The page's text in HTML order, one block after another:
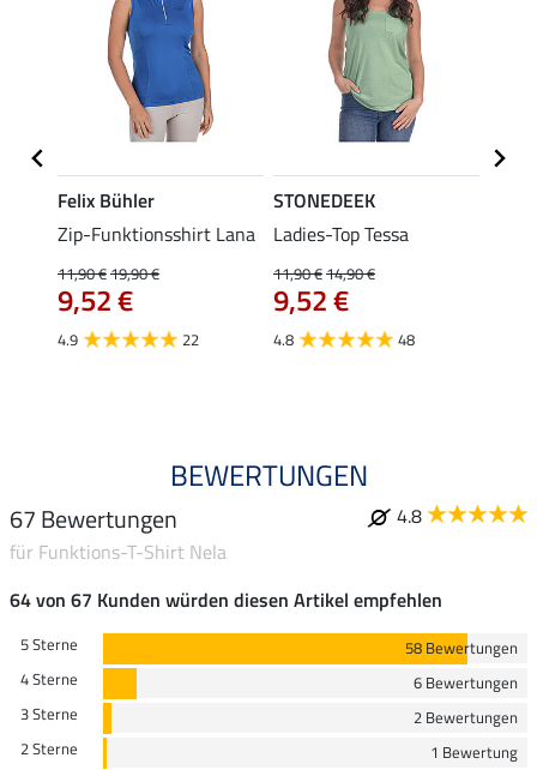
Felix Bühler
Zip-Funktionsshirt Lana
11,90 €19,90 €
9,52 €
4.9 22
STONEDEEK
Ladies-Top Tessa
11,90 €14,90 €
9,52 €
4.8 48
BEWERTUNGEN
67 Bewertungen
4.8
für Funktions-T-Shirt Nela
64 von 67 Kunden würden diesen Artikel empfehlen
5 Sterne
58 Bewertungen
4 Sterne
6 Bewertungen
3 Sterne
2 Bewertungen
2 Sterne
1 Bewertung